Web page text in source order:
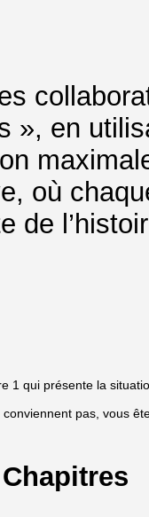
», en
où
de
1 qui présente la
pas, vous